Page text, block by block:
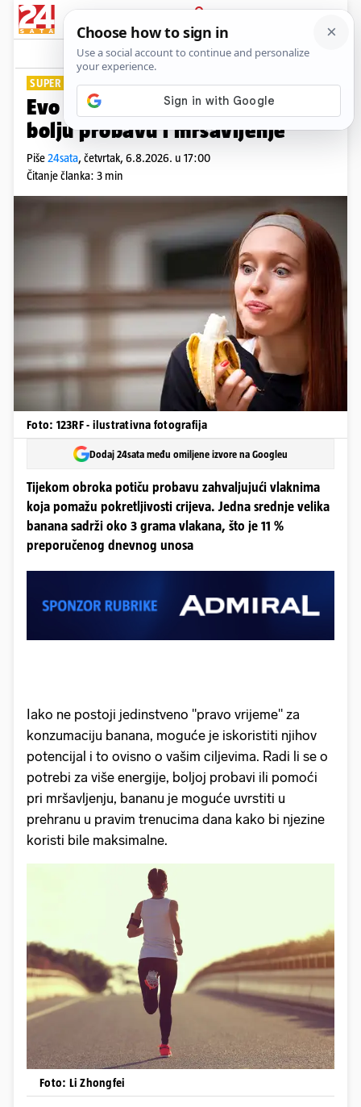
PRIJAVA
Lifestyle Komentari
SUPER NAMIRNICA
Evo kada u danu jesti bananu za
bolju probavu i mršavljenje
Piše24sata, četvrtak, 6.8.2026. u 17:00
Čitanje članka: 3 min
Foto: 123RF - ilustrativna fotografija
Dodaj 24sata među omiljene izvore na Googleu
Tijekom obroka potiču probavu zahvaljujući vlaknima
koja pomažu pokretljivosti crijeva. Jedna srednje velika
banana sadrži oko 3 grama vlakana, što je 11 %
preporučenog dnevnog unosa
Iako ne postoji jedinstveno "pravo vrijeme" za
konzumaciju banana, moguće je iskoristiti njihov
potencijal i to ovisno o vašim ciljevima. Radi li se o
potrebi za više energije, boljoj probavi ili pomoći
pri mršavljenju, bananu je moguće uvrstiti u
prehranu u pravim trenucima dana kako bi njezine
koristi bile maksimalne.
Foto: Li Zhongfei